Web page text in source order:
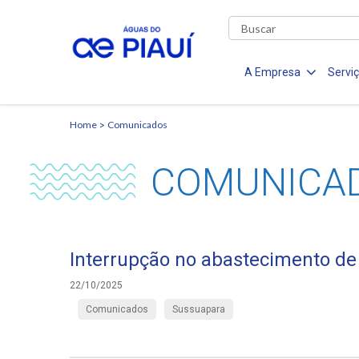
A Empresa
Home Comunicados
Interrupção no abastecimento
22/10/2025
Comunicados Sussuapara